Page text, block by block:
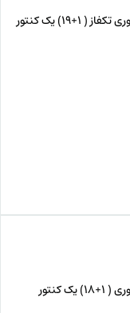
تابلو برق فشار ضعیف کنتوری تکفاز ( 1+19) یک کنتور
تابلو برق فشار ضعیف کنتوری ( 1+18) یک کنتور